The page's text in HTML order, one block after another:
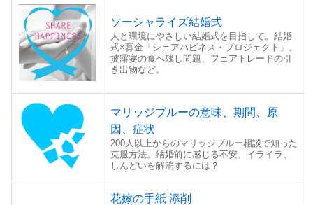
ソーシャライズ結婚式
人と環境にやさしい結婚式を目指して。結婚
式×募金「シェアハピネス・プロジェクト」。
披露宴の食べ残し問題、フェアトレードの引
き出物など。
マリッジブルーの意味、期間、原
因、症状
200人以上からのマリッジブルー相談で知った
克服方法。結婚前に感じる不安、イライラ、
しんどいを解消するには？
花嫁の手紙 添削